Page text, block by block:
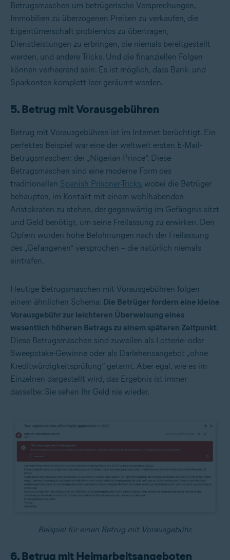
Betrugsmaschen um betrügerische Versprechungen,
Immobilien zu überzogenen Preisen zu verkaufen, die
Eigentümerschaft problemlos zu übertragen,
Dienstleistungen zu erbringen, die niemals bereitgestellt
werden, und andere Tricks. Und die finanziellen Folgen
können verheerend sein: Es ist möglich, dass Bank- und
Sparkonten komplett leer geräumt werden.
5. Betrug mit Vorausgebühren
Betrug mit Vorausgebühren ist im Internet berüchtigt. Ein
perfektes Beispiel war eine der weltweit ersten E-Mail-
Betrugsmaschen: der „Nigerian Prince“. Diese
Betrugsmaschen sind eine moderne Form des
traditionellen Spanish Prisoner-Tricks, wobei die Betrüger
behaupten, im Kontakt mit einem wohlhabenden
Aristokraten zu stehen, der gegenwärtig im Gefängnis sitzt
und Geld benötigt, um seine Freilassung zu erwirken. Den
Opfern wurden hohe Belohnungen nach der Freilassung
des „Gefangenen“ versprochen – die natürlich niemals
eintrafen.
Heutige Betrugsmaschen mit Vorausgebühren folgen
einem ähnlichen Schema: Die Betrüger fordern eine kleine
Vorausgebühr zur leichteren Überweisung eines
wesentlich höheren Betrags zu einem späteren Zeitpunkt.
Diese Betrugsmaschen sind zuweilen als Lotterie- oder
Sweepstake-Gewinne oder als Darlehensangebot „ohne
Kreditwürdigkeitsprüfung“ getarnt. Aber egal, wie es im
Einzelnen dargestellt wird, das Ergebnis ist immer
dasselbe: Sie sehen Ihr Geld nie wieder.
Beispiel für einen Betrug mit Vorausgebühr.
6. Betrug mit Heimarbeitsangeboten